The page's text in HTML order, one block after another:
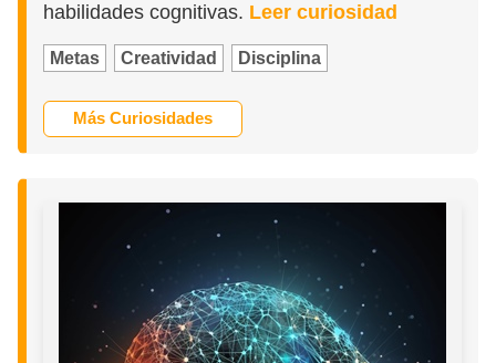
habilidades cognitivas. Leer curiosidad
Metas Creatividad Disciplina
Más Curiosidades